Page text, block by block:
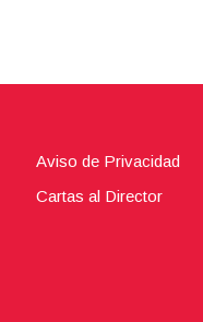
Aviso de Privacidad
Cartas al Director